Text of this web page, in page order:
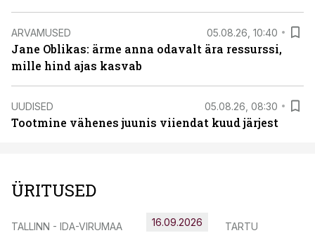
ARVAMUSED 05.08.26, 10:40
Jane Oblikas: ärme anna odavalt ära ressurssi,
mille hind ajas kasvab
UUDISED 05.08.26, 08:30
Tootmine vähenes juunis viiendat kuud järjest
ÜRITUSED
TALLINN - IDA-VIRUMAA 16.09.2026 TARTU